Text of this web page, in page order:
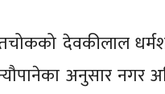
देवकीलाल
अनुसार नगर